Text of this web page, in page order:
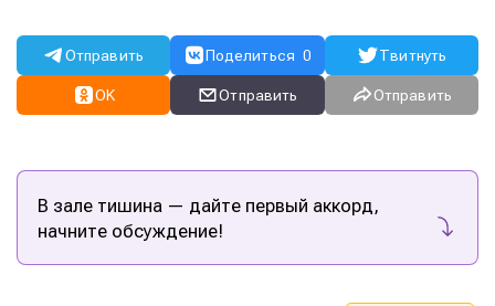
Отправить Поделиться 0 Твитнуть
OK Отправить Отправить
В зале тишина — дайте первый аккорд,
начните обсуждение!